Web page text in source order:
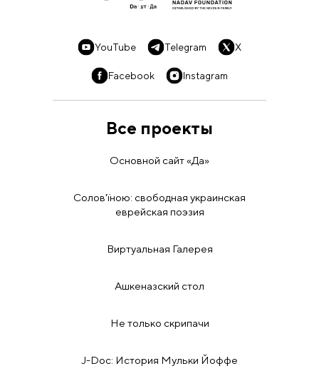
YouTube Telegram X
Facebook Instagram
Все проекты
Основной сайт «Да»
Солов'їною: свободная украинская
еврейская поэзия
Виртуальная Галерея
Ашкеназский стол
Не только скрипачи
J-Doc: История Мульки Йоффе